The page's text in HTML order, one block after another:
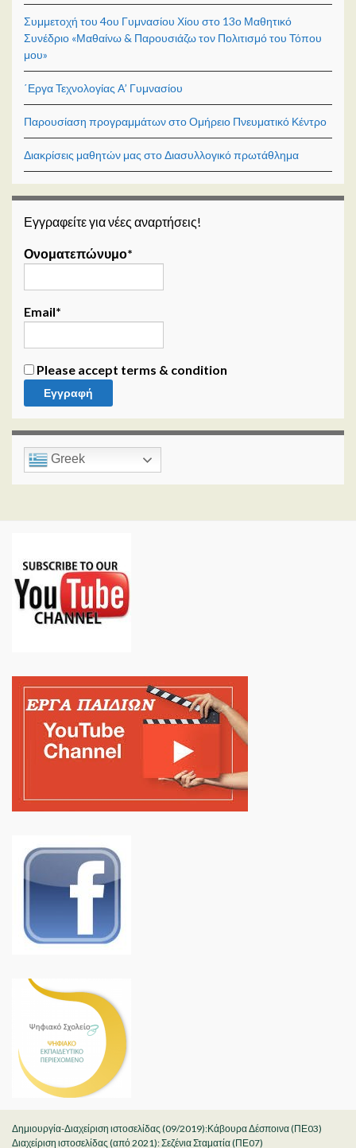
Συμμετοχή του 4ου Γυμνασίου Χίου στο 13ο Μαθητικό
Συνέδριο «Μαθαίνω & Παρουσιάζω τον Πολιτισμό του Τόπου
μου»
΄Εργα Τεχνολογίας Α’ Γυμνασίου
Παρουσίαση προγραμμάτων στο Ομήρειο Πνευματικό Κέντρο
Διακρίσεις μαθητών μας στο Διασυλλογικό πρωτάθλημα
Εγγραφείτε για νέες αναρτήσεις!
Ονοματεπώνυμο*
Email*
Please accept terms & condition
Greek
Δημιουργία-Διαχείριση ιστοσελίδας (09/2019):Κάβουρα Δέσποινα (ΠΕ03)
Διαχείριση ιστοσελίδας (από 2021): Σεζένια Σταματία (ΠΕ07)